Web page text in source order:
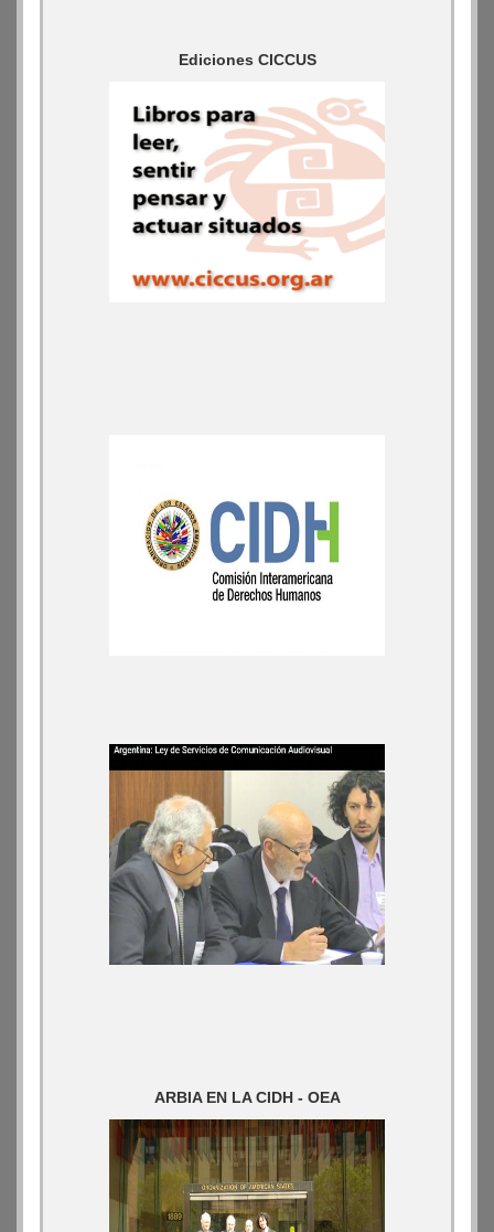
Ediciones CICCUS
ARBIA EN LA CIDH - OEA